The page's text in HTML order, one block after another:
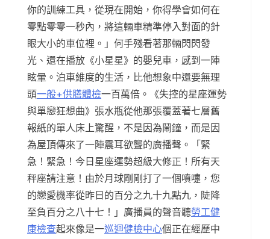
你的訓練工具，從現在開始，你得學會如何在
零點零零一秒內，將這輛車精準停入對面的針
眼大小的車位裡。」何手殘看著那輛閃閃發
光、還在播放《小星星》的嬰兒車，感到一陣
眩暈。泊車維度的生活，比他想象中還要無理
頭一般+供膳體檢一百萬倍。《失控的星座運勢
與單戀狂想曲》張水瓶從他那張覆蓋著七層舊
報紙的單人床上驚醒，不是因為鬧鐘，而是因
為屋頂傳來了一陣震耳欲聾的廣播聲。「緊
急！緊急！今日星座運勢超級大修正！所有天
秤座請注意！由於月球剛剛打了一個噴嚏，您
的戀愛機率從昨日的百分之九十九點九，陡降
至負百分之八十七！」廣播員的聲音聽勞工健
康檢查起來像是一巡迴健檢中心個正在經歷中